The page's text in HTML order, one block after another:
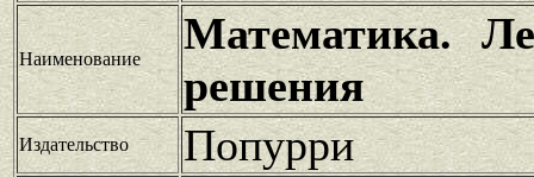
Наименование
Математика.
решения
Издательство Попурри